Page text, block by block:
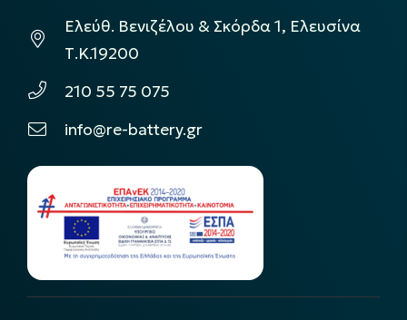
Ελεύθ. Βενιζέλου & Σκόρδα 1, Ελευσίνα
Τ.Κ.19200
210 55 75 075
info@re-battery.gr